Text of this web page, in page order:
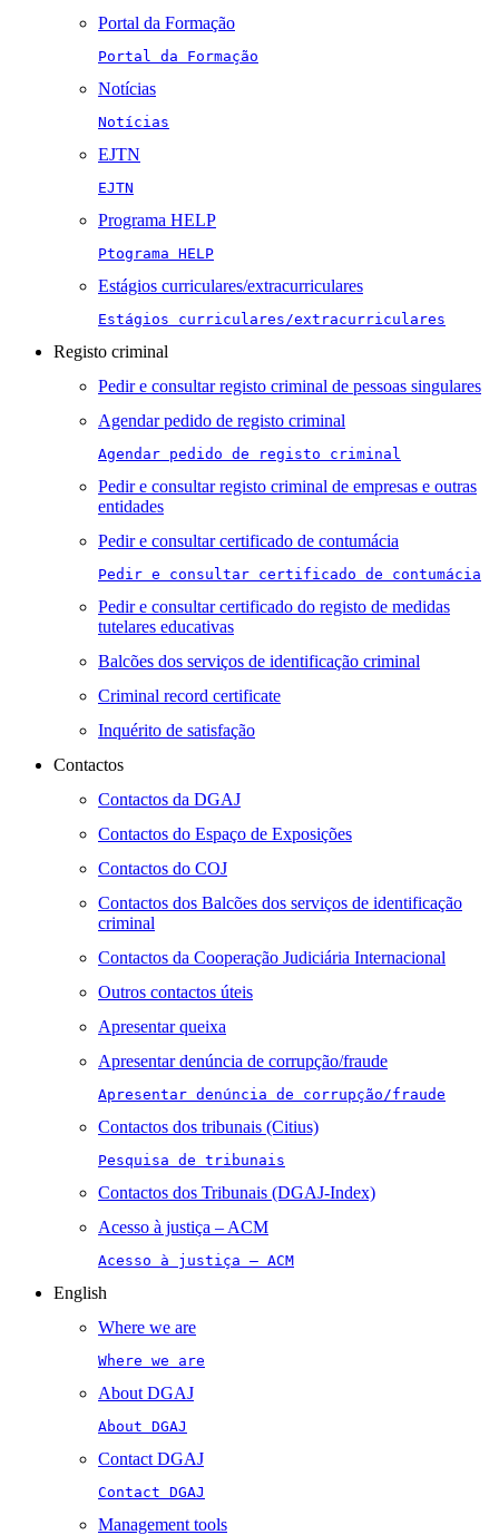
Portal da Formação
Portal da Formação
Notícias
Notícias
EJTN
EJTN
Programa HELP
Ptograma HELP
Estágios curriculares/extracurriculares
Estágios curriculares/extracurriculares
Registo criminal
Pedir e consultar registo criminal de pessoas singulares
Agendar pedido de registo criminal
Agendar pedido de registo criminal
Pedir e consultar registo criminal de empresas e outras
entidades
Pedir e consultar certificado de contumácia
Pedir e consultar certificado de contumácia
Pedir e consultar certificado do registo de medidas
tutelares educativas
Balcões dos serviços de identificação criminal
Criminal record certificate
Inquérito de satisfação
Contactos
Contactos da DGAJ
Contactos do Espaço de Exposições
Contactos do COJ
Contactos dos Balcões dos serviços de identificação
criminal
Contactos da Cooperação Judiciária Internacional
Outros contactos úteis
Apresentar queixa
Apresentar denúncia de corrupção/fraude
Apresentar denúncia de corrupção/fraude
Contactos dos tribunais (Citius)
Pesquisa de tribunais
Contactos dos Tribunais (DGAJ-Index)
Acesso à justiça – ACM
Acesso à justiça – ACM
English
Where we are
Where we are
About DGAJ
About DGAJ
Contact DGAJ
Contact DGAJ
Management tools